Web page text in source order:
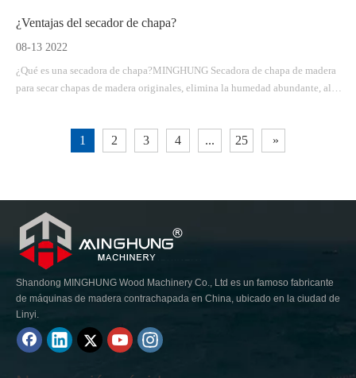
¿Ventajas del secador de chapa?
08-13 2022
¿Qué es una secadora de chapa?MINGHUNG Secadora de chapa de madera
para secar chapas de madera originales, elimina la humedad abundante, al
chapa son adecuadas para una gran capacidad de secado por día, pueden
1 2 3 4 ... 25 »
Shandong MINGHUNG Wood Machinery Co., Ltd es un famoso fabricante
de máquinas de madera contrachapada en China, ubicado en la ciudad de
Linyi.